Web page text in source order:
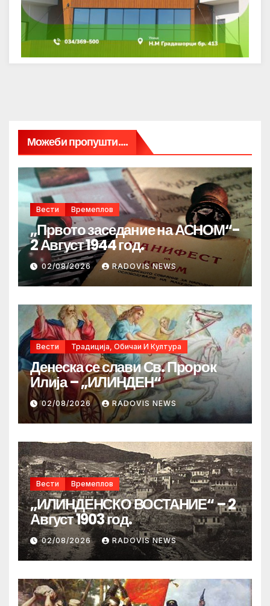
Можеби пропушти....
Вести Времеплов
„Првото заседание на АСНОМ“-
2 Август 1944 год.
02/08/2026 RADOVIS NEWS
Вести Традиција, Обичаи И Култура
Денеска се слави Св. Пророк
Илија – „ИЛИНДЕН“
02/08/2026 RADOVIS NEWS
Вести Времеплов
„ИЛИНДЕНСКО ВОСТАНИЕ“ – 2
Август 1903 год.
02/08/2026 RADOVIS NEWS